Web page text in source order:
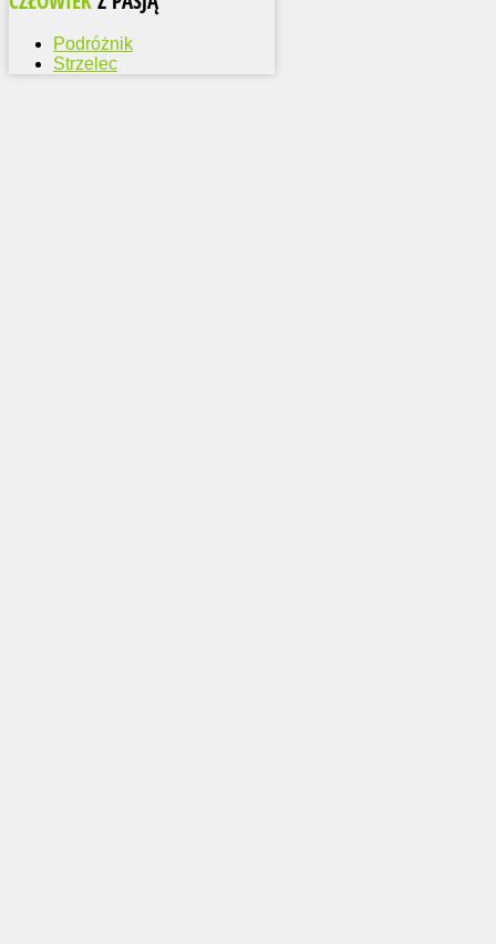
Podróżnik
Strzelec